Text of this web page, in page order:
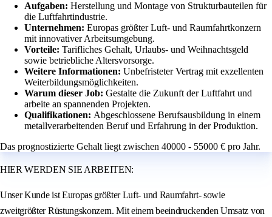
Aufgaben: Herstellung und Montage von Strukturbauteilen für
die Luftfahrtindustrie.
Unternehmen: Europas größter Luft- und Raumfahrtkonzern
mit innovativer Arbeitsumgebung.
Vorteile: Tarifliches Gehalt, Urlaubs- und Weihnachtsgeld
sowie betriebliche Altersvorsorge.
Weitere Informationen: Unbefristeter Vertrag mit exzellenten
Weiterbildungsmöglichkeiten.
Warum dieser Job: Gestalte die Zukunft der Luftfahrt und
arbeite an spannenden Projekten.
Qualifikationen: Abgeschlossene Berufsausbildung in einem
metallverarbeitenden Beruf und Erfahrung in der Produktion.
Das prognostizierte Gehalt liegt zwischen 40000 - 55000 € pro Jahr.
HIER WERDEN SIE ARBEITEN:
Unser Kunde ist Europas größter Luft- und Raumfahrt- sowie
zweitgrößter Rüstungskonzern. Mit einem beeindruckenden Umsatz von